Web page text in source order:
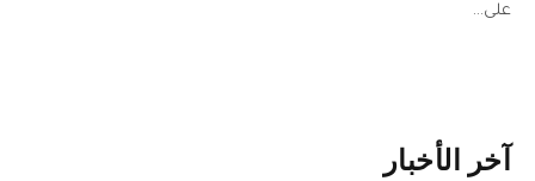
على…
آخر الأخبار